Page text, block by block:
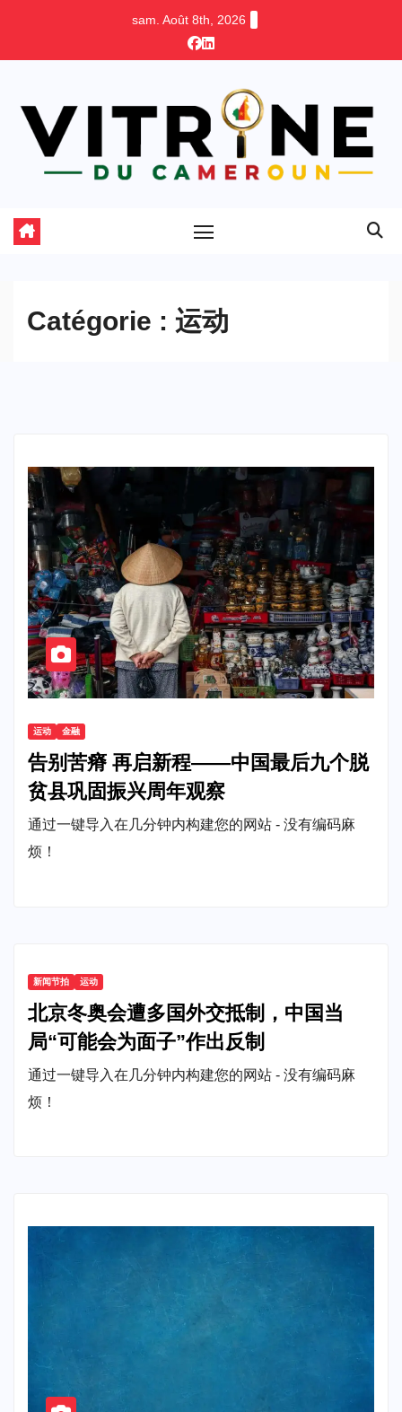
sam. Août 8th, 2026
Catégorie : 运动
运动 金融
告别苦瘠 再启新程——中国最后九个脱
贫县巩固振兴周年观察
通过一键导入在几分钟内构建您的网站 - 没有编码麻
烦！
新闻节拍 运动
北京冬奥会遭多国外交抵制，中国当
局“可能会为面子”作出反制
通过一键导入在几分钟内构建您的网站 - 没有编码麻
烦！